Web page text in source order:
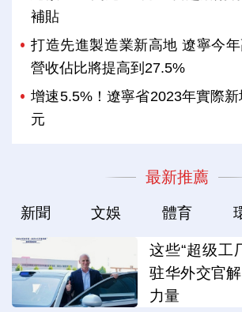
補貼
打造先進製造業新高地 遼寧今
營收佔比將提高到27.5%
增速5.5%！遼寧省2023年實際
元
最新推薦
新聞 文娛 體育
这些“超级工
驻华外交官
力量